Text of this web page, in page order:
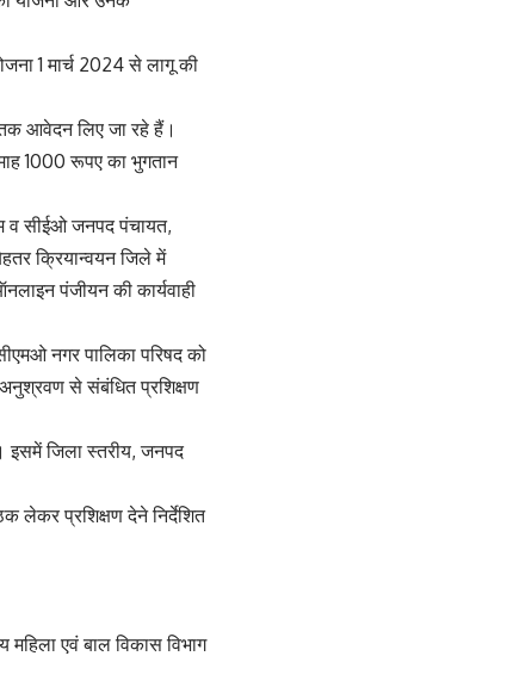
1 मार्च 2024 से लागू की
आवेदन लिए जा रहे हैं।
1000 रूपए का भुगतान
व सीईओ जनपद पंचायत,
क्रियान्वयन जिले में
पंजीयन की कार्यवाही
नगर पालिका परिषद को
अनुश्रवण से संबंधित प्रशिक्षण
इसमें जिला स्तरीय, जनपद
प्रशिक्षण देने निर्देशित
एवं बाल विकास विभाग